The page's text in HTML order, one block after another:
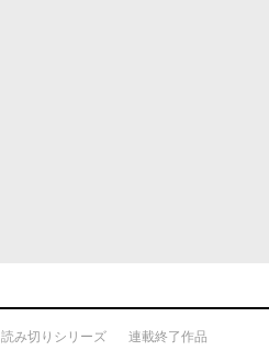
読み切りシリーズ 連載終了作品